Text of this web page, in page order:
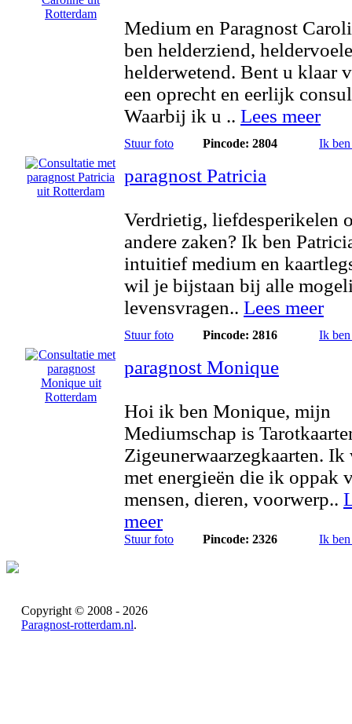
Medium en Paragnost
ben helderziend,
helderwetend. Bent u klaar
een oprecht en eerlijk
Waarbij ik u .. Lees meer
Stuur foto Pincode: 2804 Ik
paragnost Patricia
Verdrietig, liefdesperikelen
andere zaken? Ik ben
intuitief medium en
wil je bijstaan bij alle
levensvragen.. Lees meer
Stuur foto Pincode: 2816 Ik
paragnost Monique
Hoi ik ben Monique, mijn
Mediumschap is
Zigeunerwaarzegkaarten. Ik
met energieën die ik oppak
mensen, dieren, voorwerp..
meer
Stuur foto Pincode: 2326 Ik
Copyright © 2008 - 2026
Paragnost-rotterdam.nl.